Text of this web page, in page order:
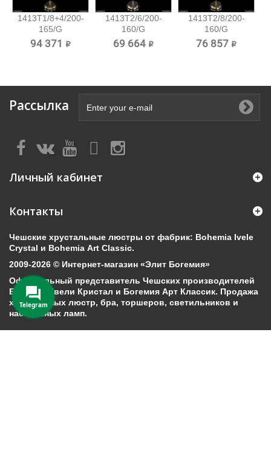
1413T1/8+4/200-
165/G
Хрустальный...
94 371 ₽
1413T2/6/200-
160/G
Хрустальный
69 664 ₽
1413T2/8/200-
160/G
Хрустальный
76 857 ₽
Рассылка
Личный кабинет
Контакты
Чешские хрустальные люстры от фабрик: Bohemia Ivele
Crystal и Bohemia Art Classic.
2009-2026 © Интернет-магазин «Элит Богемия»
Официальный представитель Чешских производителей
Богемия Ивели Кристал и Богемия Арт Классик. Продажа
хрустальных люстр, бра, торшеров, светильников и
настольных ламп.
Telegram